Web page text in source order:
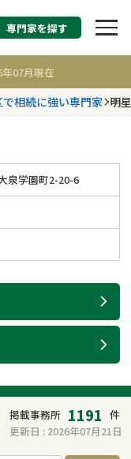
申告・相続手
1191
件
成・遺言執行
害額請求
き
専門家を探す
07月現在
相続に強い専門家 明
泉学園町2-20-6
掲載事務所 1191 件
更新日 : 2026年07月21日